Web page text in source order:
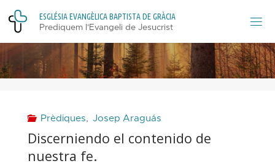
Skip
content
ESGLÉSIAEVANGÈLICABAPTISTADE GRÀCIA
Prediquem l'Evangeli de Jesucrist
Prèdiques, Josep Araguás
Discerniendo el contenido de
nuestra fe.